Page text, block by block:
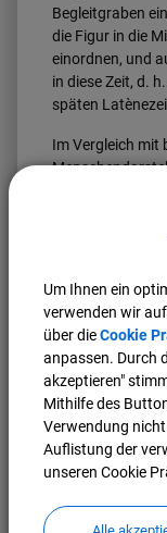
Begleitgraben
die Figur in die
einordnen, und
in diese Zeit, d.
späten
Im Vergleich mit
besondere
besondere
Beispielen
technologische
originalen
Rekonstruktion
Bedeutung
Die
zum Beginn
kostenfreien
Um Ihnen ein
verwenden wir
über dieCookie
anpassen. Durch
akzeptieren"
Mithilfe des
Verwendung
Auflistung der
unseren Cookie